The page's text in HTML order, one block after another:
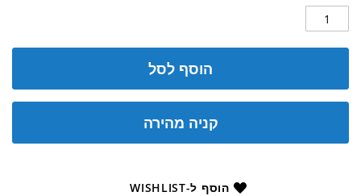
הוסף לסל
קניה מהירה
הוסף ל-WISHLIST